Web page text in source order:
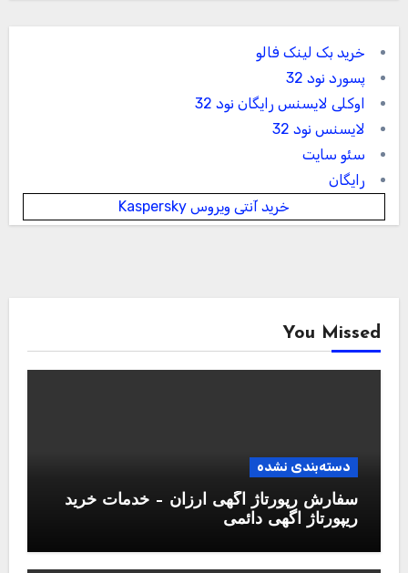
خرید بک لینک فالو
پسورد نود 32
اوکلی لایسنس رایگان نود 32
لایسنس نود 32
سئو سایت
رایگان
خرید آنتی ویروس Kaspersky
You Missed
دسته‌بندی نشده
سفارش رپورتاژ آگهی ارزان – خدمات خرید
ریپورتاژ اگهی دائمی